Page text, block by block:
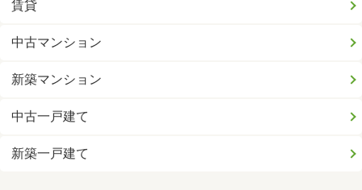
賃貸
中古マンション
新築マンション
中古一戸建て
新築一戸建て